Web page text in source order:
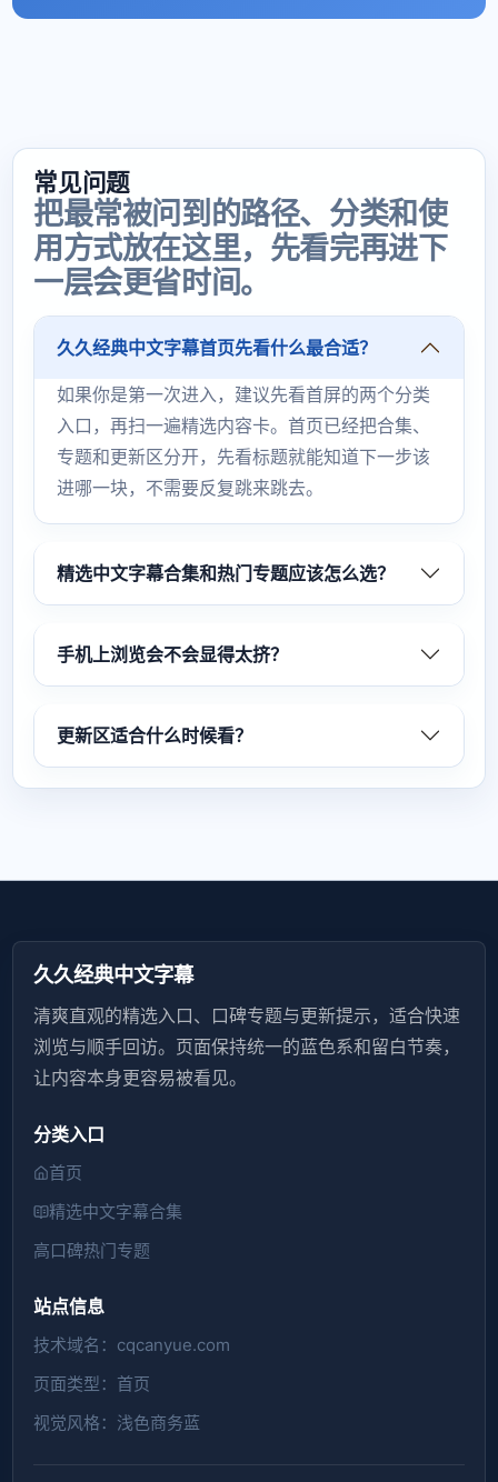
常见问题
把最常被问到的路径、分类和使
用方式放在这里，先看完再进下
一层会更省时间。
久久经典中文字幕首页先看什么最合适？
如果你是第一次进入，建议先看首屏的两个分类
入口，再扫一遍精选内容卡。首页已经把合集、
专题和更新区分开，先看标题就能知道下一步该
进哪一块，不需要反复跳来跳去。
精选中文字幕合集和热门专题应该怎么选？
手机上浏览会不会显得太挤？
更新区适合什么时候看？
久久经典中文字幕
清爽直观的精选入口、口碑专题与更新提示，适合快速
浏览与顺手回访。页面保持统一的蓝色系和留白节奏，
让内容本身更容易被看见。
分类入口
首页
精选中文字幕合集
高口碑热门专题
站点信息
技术域名：cqcanyue.com
页面类型：首页
视觉风格：浅色商务蓝